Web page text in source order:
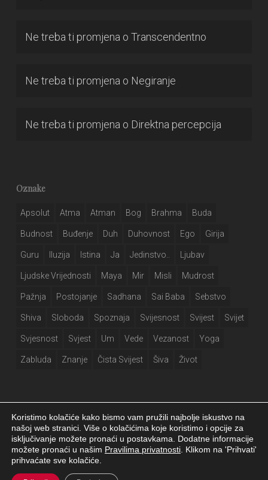
Ne treba ti promjena o Transcendentno
Ne treba ti promjena o Negiranje
Ne treba ti promjena o Direktna percepcija
Oznake
Apsolut Atma Atman Bog Brahma Buda
Budnost Buđenje Duh Duhovnost Ego Girija
Guru Iluzija Istina Ja Jedinstvo.. Ljubav
Ljudske Vrijednosti Maya Mir Misli Mudrost
Pažnja Postojanje Sadhana Sai Baba Sebstvo
Shiva Sloboda Spoznaja Svijesnost Svijest Svijet
Svjesnost Svjest Um Vede Vezanost Yoga
Zabluda Znanje Čista Svijest Šiva Život
Girija.info 2026 |Izjava o privatnosti|Postavke kolačića|Izrada web
stranice
Koristimo kolačiće kako bismo vam pružili najbolje iskustvo na
našoj web stranici. Više o kolačićima koje koristimo i opcije za
isključivanje možete pronaći u postavkama. Dodatne informacije
možete pronaći u našim Pravilima privatnosti . Klikom na 'Prihvati'
prihvaćate sve kolačiće.